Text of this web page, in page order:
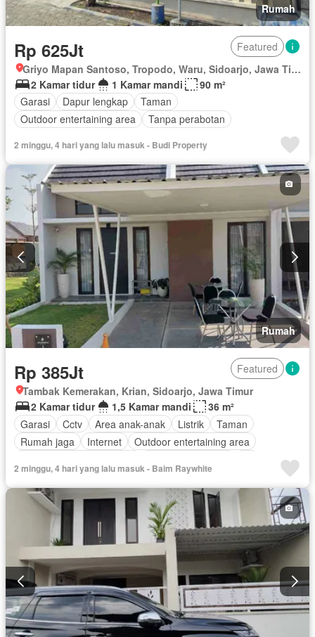
Rumah
Rp 625Jt
Featured
Griyo Mapan Santoso, Tropodo, Waru, Sidoarjo, Jawa Timur
2 Kamar tidur
1 Kamar mandi
90 m²
Garasi
Dapur lengkap
Taman
Outdoor entertaining area
Tanpa perabotan
2 minggu, 4 hari yang lalu masuk - Budi Property
Rumah
Rp 385Jt
Featured
Tambak Kemerakan, Krian, Sidoarjo, Jawa Timur
2 Kamar tidur
1,5 Kamar mandi
36 m²
Garasi
Cctv Area anak-anak Listrik
Taman
Rumah jaga
Internet
Outdoor entertaining area
Halaman
Tanpa perabotan
2 minggu, 4 hari yang lalu masuk - Baim Raywhite